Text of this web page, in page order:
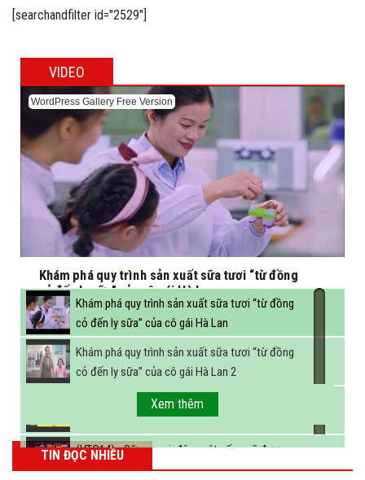
[searchandfilter id="2529"]
VIDEO
WordPress Gallery Free Version
Khám phá quy trình sản xuất sữa tươi “từ đồng
cỏ đến ly sữa” của cô gái Hà Lan
Khám phá quy trình sản xuất sữa tươi “từ đồng
cỏ đến ly sữa” của cô gái Hà Lan
Khám phá quy trình sản xuất sữa tươi “từ đồng
cỏ đến ly sữa” của cô gái Hà Lan 2
FBNC - Ngành sữa hướng tới mục tiêu 3,4 tỷ lít
sữa vào năm 2025
(VTC14) - Sữa ngoại, động vật sống sẽ được
miễn thuế nhập khẩu
Xem thêm
TIN ĐỌC NHIỀU